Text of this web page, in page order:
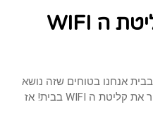
איך תשפרו את קליטת ה WIFI
במידה ויש לכם בעיות קליטת WIFI בבית אנחנו בטוחים שזה נושא
רגיש. יש הרבה מה לעשות כדי לשפר את קליטת ה WIFI בבית! אז